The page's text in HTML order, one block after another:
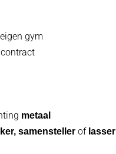
gym
metaal
samensteller oflasser